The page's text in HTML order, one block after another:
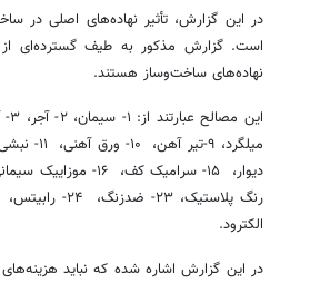
است. گزارش مذکور به طیف گسترده‌ای از
نهاده‌های ساخت‌وساز هستند.
الکترود.
در این گزارش اشاره شده که نباید